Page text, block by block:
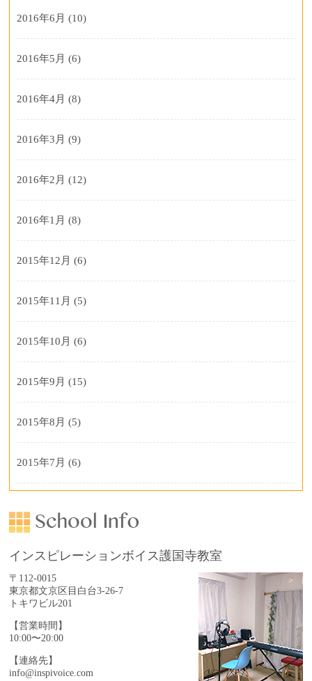
2016年6月 (10)
2016年5月 (6)
2016年4月 (8)
2016年3月 (9)
2016年2月 (12)
2016年1月 (8)
2015年12月 (6)
2015年11月 (5)
2015年10月 (6)
2015年9月 (15)
2015年8月 (5)
2015年7月 (6)
インスピレーションボイス護国寺教室
〒112-0015
東京都文京区目白台3-26-7
トキワビル201
【営業時間】
10:00〜20:00
【連絡先】
info@inspivoice.com